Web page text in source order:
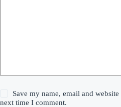
Save my name, email and
next time I comment.